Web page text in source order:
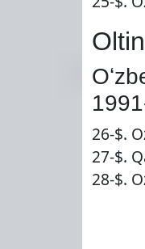
26-$.
27-$.
28-$.